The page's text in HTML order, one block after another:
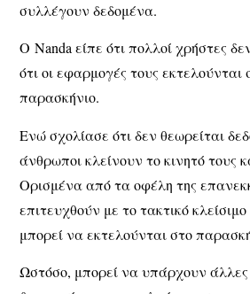
συλλέγουν δεδομένα.
Ο Nanda είπε ότι πολλοί χρήστες
ότι οι εφαρμογές τους
παρασκήνιο.
Ενώ σχολίασε ότι δεν θεωρείται
άνθρωποι κλείνουν το κινητό τους
Ορισμένα από τα οφέλη της
επιτευχθούν με το τακτικό
μπορεί να εκτελούνται στο
Ωστόσο, μπορεί να υπάρχουν άλλες